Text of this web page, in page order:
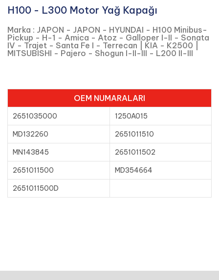
H100 - L300 Motor Yağ Kapağı
Marka : JAPON - JAPON - HYUNDAI - H100 Minibus-
Pickup - H-1 - Amica - Atoz - Galloper I-II - Sonata
IV - Trajet - Santa Fe I - Terrecan | KIA - K2500 |
MITSUBISHI - Pajero - Shogun I-II-III - L200 II-III
OEM NUMARALARI
2651035000 1250A015
MD132260 2651011510
MN143845 2651011502
2651011500 MD354664
2651011500D